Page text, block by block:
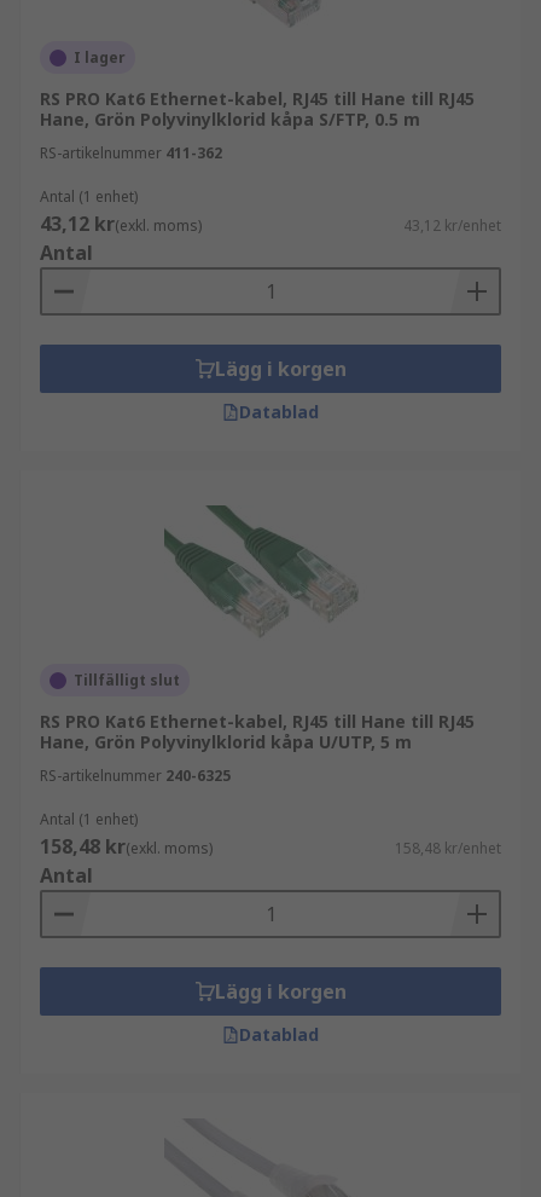
I lager
RS PRO Kat6 Ethernet-kabel, RJ45 till Hane till RJ45
Hane, Grön Polyvinylklorid kåpa S/FTP, 0.5 m
RS-artikelnummer 411-362
Antal (1 enhet)
43,12 kr(exkl. moms) 43,12 kr/enhet
Antal
Lägg i korgen
Datablad
Tillfälligt slut
RS PRO Kat6 Ethernet-kabel, RJ45 till Hane till RJ45
Hane, Grön Polyvinylklorid kåpa U/UTP, 5 m
RS-artikelnummer 240-6325
Antal (1 enhet)
158,48 kr(exkl. moms) 158,48 kr/enhet
Antal
Lägg i korgen
Datablad